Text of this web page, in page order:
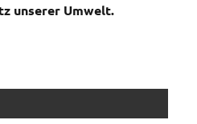
unserer Umwelt.